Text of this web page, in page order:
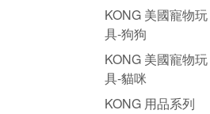
KONG 美國寵物玩
具-狗狗
KONG 美國寵物玩
具-貓咪
KONG 用品系列